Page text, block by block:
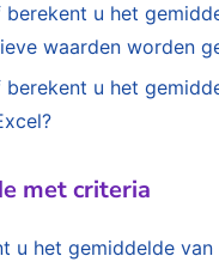
u het
waarden worden
u het
met criteria
u het gemiddelde van